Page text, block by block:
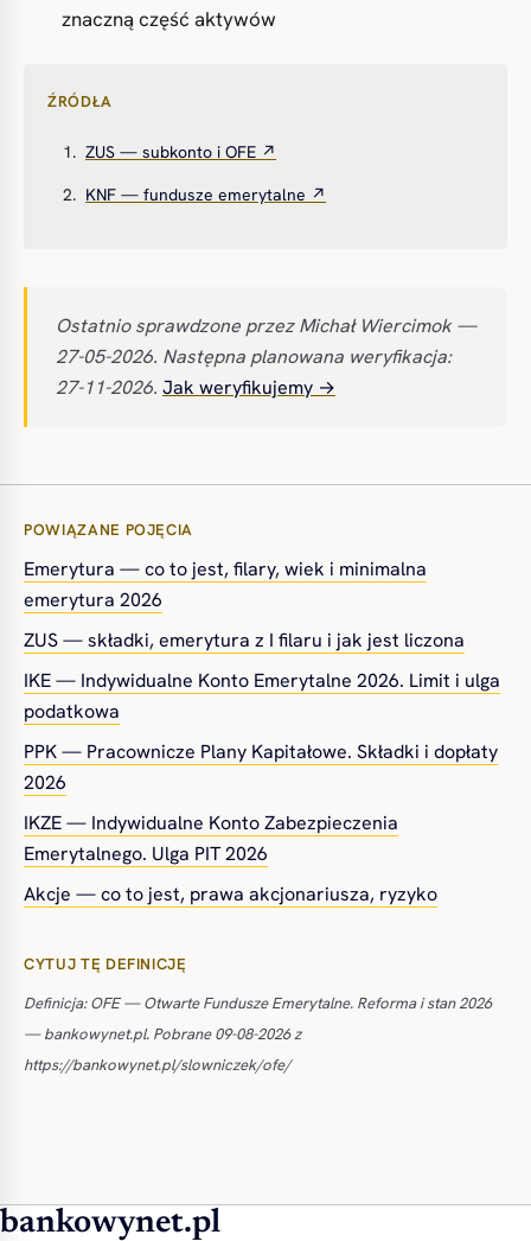
znaczną część aktywów
ŹRÓDŁA
ZUS — subkonto i OFE ↗
KNF — fundusze emerytalne ↗
Ostatnio sprawdzone przez Michał Wiercimok —
27-05-2026. Następna planowana weryfikacja:
27-11-2026. Jak weryfikujemy →
POWIĄZANE POJĘCIA
Emerytura — co to jest, filary, wiek i minimalna
emerytura 2026
ZUS — składki, emerytura z I filaru i jak jest liczona
IKE — Indywidualne Konto Emerytalne 2026. Limit i ulga
podatkowa
PPK — Pracownicze Plany Kapitałowe. Składki i dopłaty
2026
IKZE — Indywidualne Konto Zabezpieczenia
Emerytalnego. Ulga PIT 2026
Akcje — co to jest, prawa akcjonariusza, ryzyko
CYTUJ TĘ DEFINICJĘ
Definicja: OFE — Otwarte Fundusze Emerytalne. Reforma i stan 2026
— bankowynet.pl. Pobrane 09-08-2026 z
https://bankowynet.pl/slowniczek/ofe/
bankowynet.pl